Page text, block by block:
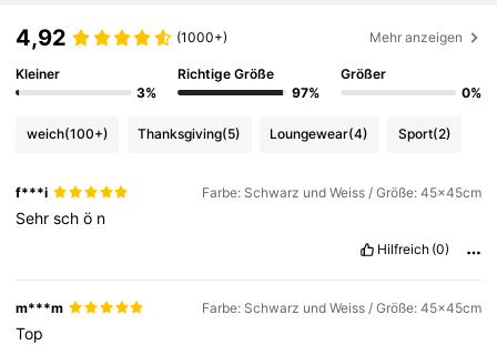
4,92 (1000+) Mehr anzeigen
Kleiner
3%
Richtige Größe
97%
Größer
0%
weich(100+) Thanksgiving(5) Loungewear(4) Sport(2)
f***i Farbe: Schwarz und Weiss / Größe: 45x45cm
Sehrschö n
Hilfreich (0)
m***m Farbe: Schwarz und Weiss / Größe: 45x45cm
Top